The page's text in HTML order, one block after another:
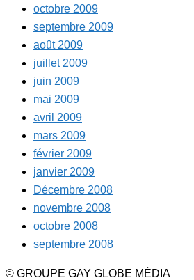
octobre 2009
septembre 2009
août 2009
juillet 2009
juin 2009
mai 2009
avril 2009
mars 2009
février 2009
janvier 2009
Décembre 2008
novembre 2008
octobre 2008
septembre 2008
© GROUPE GAY GLOBE MÉDIA